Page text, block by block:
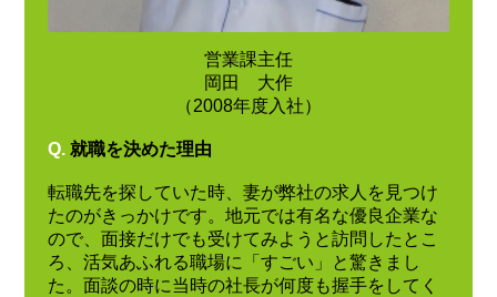
営業課主任
岡田 大作
（2008年度入社）
Q. 就職を決めた理由
転職先を探していた時、妻が弊社の求人を見つけ
たのがきっかけです。地元では有名な優良企業な
ので、面接だけでも受けてみようと訪問したとこ
ろ、活気あふれる職場に「すごい」と驚きまし
た。面談の時に当時の社長が何度も握手をしてく